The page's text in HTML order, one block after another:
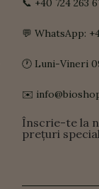
📞 +40 724 263
💬 WhatsApp:
🕐 Luni-Vineri
✉️
Înscrie-te la
prețuri